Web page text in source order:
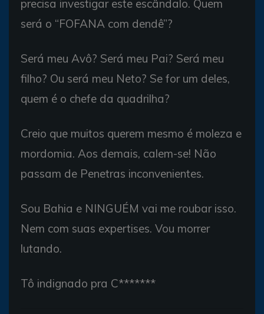
precisa investigar este escândalo. Quem
será o “FOFANA com dendê”?
Será meu Avô? Será meu Pai? Será meu
filho? Ou será meu Neto? Se for um deles,
quem é o chefe da quadrilha?
Creio que muitos querem mesmo é moleza e
mordomia. Aos demais, calem-se! Não
passam de Penetras inconvenientes.
Sou Bahia e NINGUÉM vai me roubar isso.
Nem com suas expertises. Vou morrer
lutando.
Tô indignado pra C*******